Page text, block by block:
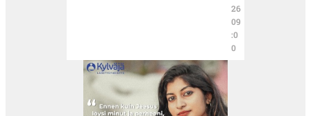
26
09
:0
0